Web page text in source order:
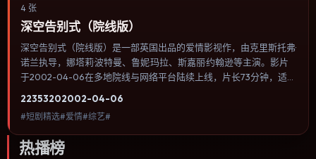
4 张
深空告别式（院线版）
深空告别式（院线版）是一部英国出品的爱情影视作，由克里斯托弗·
诺兰执导，娜塔莉·波特曼、鲁妮·玛拉、斯嘉丽·约翰逊等主演。影片
于2002-04-06在多地院线与网络平台陆续上线，片长73分钟，适合
焦人物选择与情节推进，节奏与视听语言统一，可作为休闲观影或类
型片补片的选择。
22353202002-04-06
#短剧精选#爱情#综艺#
热播榜